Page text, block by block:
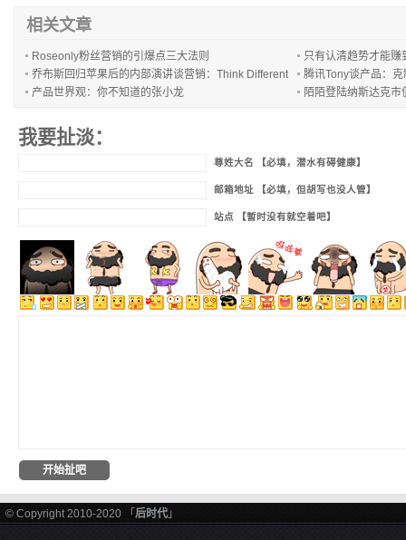
相关文章
Roseonly粉丝营销的引爆点三大法则
只有认清趋势才能赚
乔布斯回归苹果后的内部演讲谈营销：Think Different
腾讯Tony谈产品：
产品世界观：你不知道的张小龙
陌陌登陆纳斯达克市
我要扯淡：
尊姓大名 【必填，潜水有碍健康】
邮箱地址 【必填，但胡写也没人管】
站点 【暂时没有就空着吧】
© Copyright 2010-2020 「 后时代 」